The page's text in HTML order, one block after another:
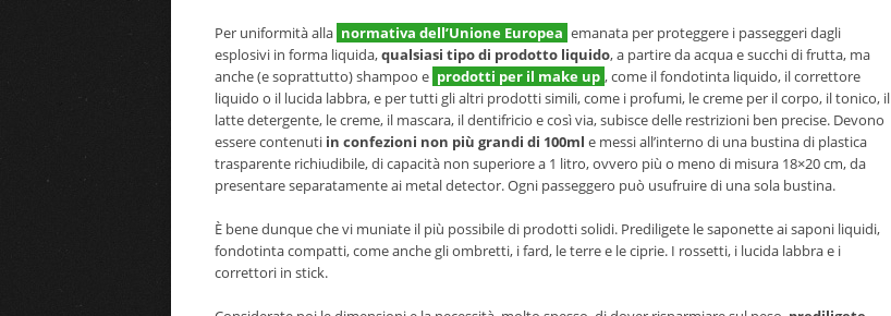
Per uniformità alla normativa dell’Unione Europea emanata per proteggere i passeggeri dagli
esplosivi in forma liquida,qualsiasi tipo di prodotto liquido, a partire da acqua e succhi di frutta, ma
anche (e soprattutto) shampoo e prodotti per il make up , come il fondotinta liquido, il correttore
liquido o il lucida labbra, e per tutti gli altri prodotti simili, come i profumi, le creme per il corpo, il tonico, il
latte detergente, le creme, il mascara, il dentifricio e così via, subisce delle restrizioni ben precise. Devono
essere contenuti in confezioni non più grandi di 100ml e messi all’interno di una bustina di plastica
trasparente richiudibile, di capacità non superiore a 1 litro, ovvero più o meno di misura 18×20 cm, da
presentare separatamente ai metal detector. Ogni passeggero può usufruire di una sola bustina.
È bene dunque che vi muniate il più possibile di prodotti solidi. Prediligete le saponette ai saponi liquidi,
fondotinta compatti, come anche gli ombretti, i fard, le terre e le ciprie. I rossetti, i lucida labbra e i
correttori in stick.